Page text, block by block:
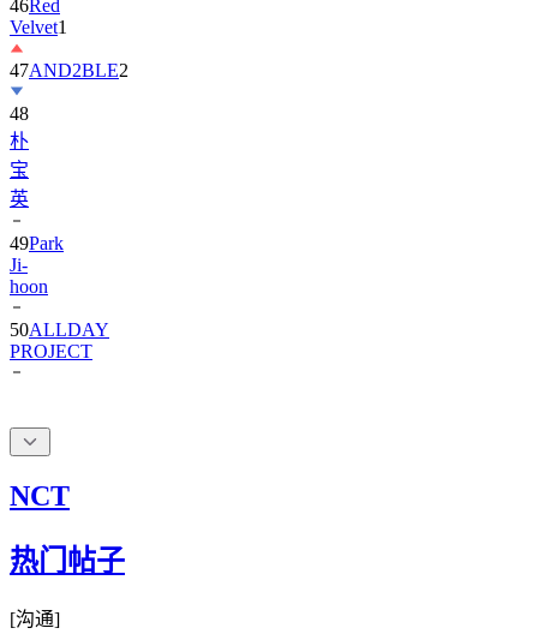
47AND2BLE
48
朴
宝
英
49
Ji-
hoon
50ALLDAY
PROJECT
NCT
热门帖子
[沟通]